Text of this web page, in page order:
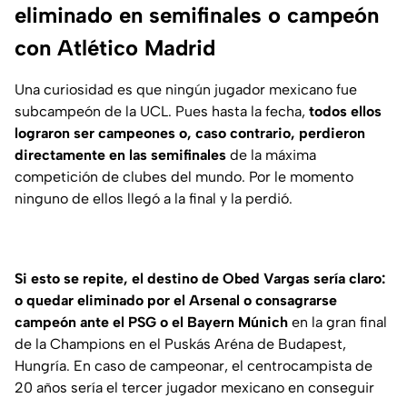
eliminado en semifinales o campeón
con Atlético Madrid
Una curiosidad es que ningún jugador mexicano fue
subcampeón de la UCL. Pues hasta la fecha, todos ellos
lograron ser campeones o, caso contrario, perdieron
directamente en las semifinales de la máxima
competición de clubes del mundo. Por le momento
ninguno de ellos llegó a la final y la perdió.
Si esto se repite, el destino de Obed Vargas sería claro:
o quedar eliminado por el Arsenal o consagrarse
campeón ante el PSG o el Bayern Múnich en la gran final
de la Champions en el Puskás Aréna de Budapest,
Hungría. En caso de campeonar, el centrocampista de
20 años sería el tercer jugador mexicano en conseguir